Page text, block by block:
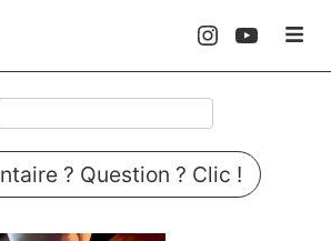
? Question ? Clic !